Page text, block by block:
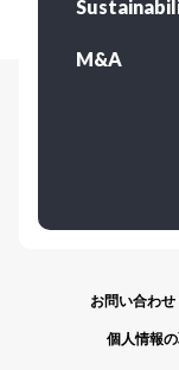
M&A
お問い合わせ
個人情報